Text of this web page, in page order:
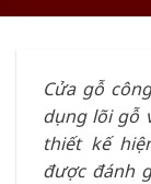
Cửa gỗ
dụng lõi gỗ
thiết kế
được đánh